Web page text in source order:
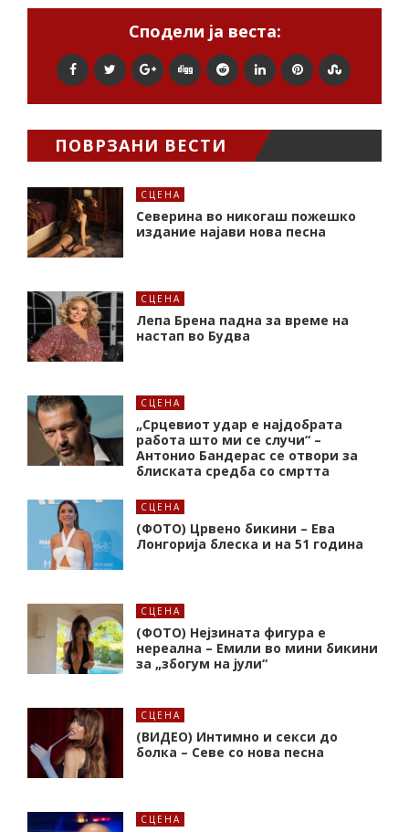
Сподели ја веста:
ПОВРЗАНИ ВЕСТИ
СЦЕНА
Северина во никогаш пожешко
издание најави нова песна
СЦЕНА
Лепа Брена падна за време на
настап во Будва
СЦЕНА
„Срцевиот удар е најдобрата
работа што ми се случи“ –
Антонио Бандерас се отвори за
блиската средба со смртта
СЦЕНА
(ФОТО) Црвено бикини – Ева
Лонгорија блеска и на 51 година
СЦЕНА
(ФОТО) Нејзината фигура е
нереална – Емили во мини бикини
за „збогум на јули“
СЦЕНА
(ВИДЕО) Интимно и секси до
болка – Севе со нова песна
СЦЕНА